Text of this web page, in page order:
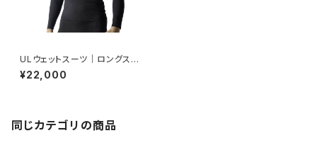
ULウェットスーツ｜ロングスリ
ーブ
¥22,000
同じカテゴリの商品